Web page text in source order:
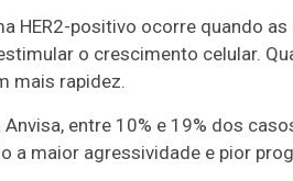
HER2-positivo ocorre quando
o crescimento celular.
mais rapidez.
entre 10% e 19% dos
a maior agressividade e pior